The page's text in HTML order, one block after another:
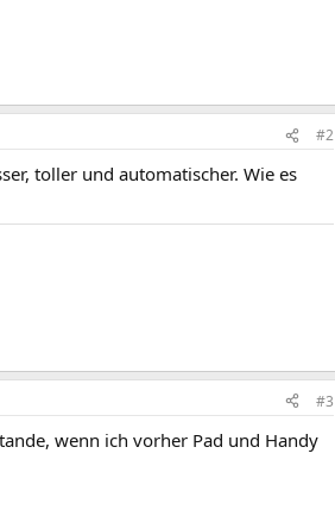
#2
toller und automatischer. Wie es
#3
wenn ich vorher Pad und Handy